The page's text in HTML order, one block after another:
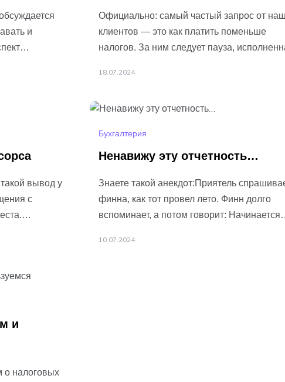
и
Официально: самый частый запрос от
клиентов — это как платить поменьше
налогов. За ним следует пауза,
18.07.2024
такой вывод у
с
Бухгалтерия
Ненавижу эту отчетность…
Знаете такой анекдот:Приятель
финна, как тот провел лето. Финн долго
вспоминает, а потом говорит: Начинается
10.07.2024
и
о налоговых